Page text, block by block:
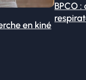
en kiné
BPCO